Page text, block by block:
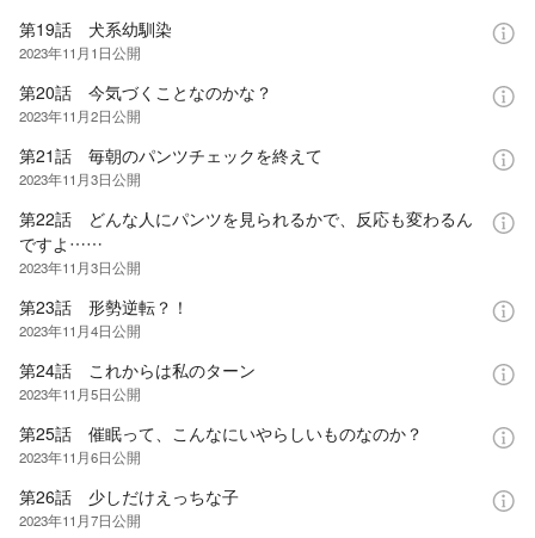
第19話 犬系幼馴染
2023年11月1日公開
第20話 今気づくことなのかな？
2023年11月2日公開
第21話 毎朝のパンツチェックを終えて
2023年11月3日公開
第22話 どんな人にパンツを見られるかで、反応も変わるん
ですよ……
2023年11月3日公開
第23話 形勢逆転？！
2023年11月4日公開
第24話 これからは私のターン
2023年11月5日公開
第25話 催眠って、こんなにいやらしいものなのか？
2023年11月6日公開
第26話 少しだけえっちな子
2023年11月7日公開